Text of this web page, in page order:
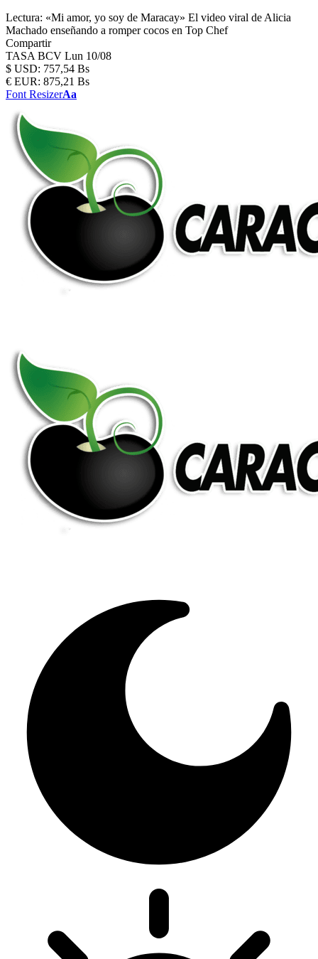
Lectura: «Mi amor, yo soy de Maracay» El video viral de Alicia
Machado enseñando a romper cocos en Top Chef
Compartir
TASA BCV Lun 10/08
$ USD: 757,54 Bs
€ EUR: 875,21 Bs
Font ResizerAa